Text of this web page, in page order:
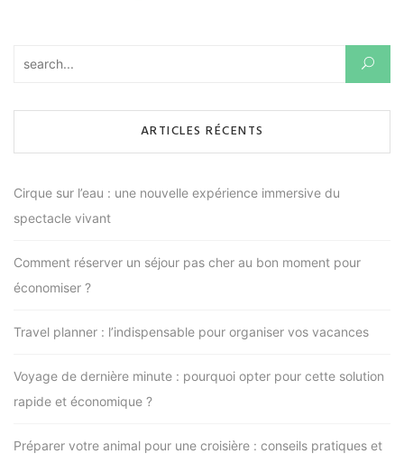
publications
ARTICLES RÉCENTS
Cirque sur l’eau : une nouvelle expérience immersive du
spectacle vivant
Comment réserver un séjour pas cher au bon moment pour
économiser ?
Travel planner : l’indispensable pour organiser vos vacances
Voyage de dernière minute : pourquoi opter pour cette solution
rapide et économique ?
Préparer votre animal pour une croisière : conseils pratiques et